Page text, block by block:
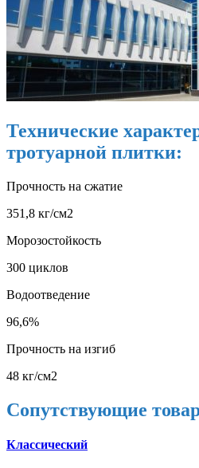
Технические
тротуарной плитки:
Прочность на сжатие
351,8 кг/см2
Морозостойкость
300 циклов
Водоотведение
96,6%
Прочность на изгиб
48 кг/см2
Сопутствующие
Классический